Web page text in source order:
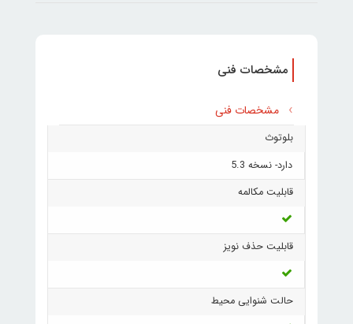
مشخصات فنی
مشخصات فنی
بلوتوث
دارد- نسخه 5.3
قابلیت مکالمه
قابلیت حذف نویز
حالت شنوایی محیط